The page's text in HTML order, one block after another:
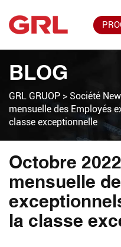
BLOG
GRL GRUOP > Société
mensuelle des Employés
classe exceptionnelle
Octobre
mensuelle
la classe